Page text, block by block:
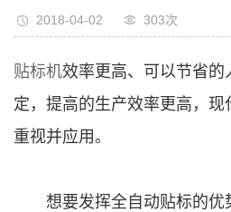
2018-04-02 303次
贴标机效率更高、可以节省的
定，提高的生产效率更高，
重视并应用。
想要发挥全自动贴标的优